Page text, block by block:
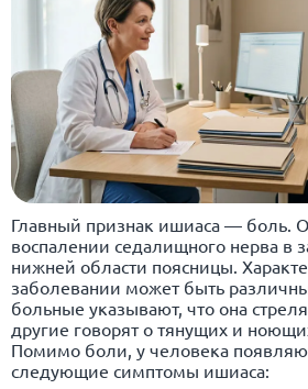
Главный признак ишиаса — боль.
воспалении седалищного нерва в
нижней области поясницы.
заболевании может быть
больные указывают, что она
другие говорят о тянущих и
Помимо боли, у человека
следующие симптомы ишиаса: